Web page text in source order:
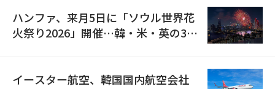
ハンファ、来月5日に「ソウル世界花
火祭り2026」開催…韓・米・英の3カ
イースター航空、韓国国内航空会社